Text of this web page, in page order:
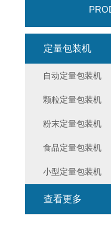
定量包装机
自动定量包装机
颗粒定量包装机
粉末定量包装机
食品定量包装机
小型定量包装机
查看更多